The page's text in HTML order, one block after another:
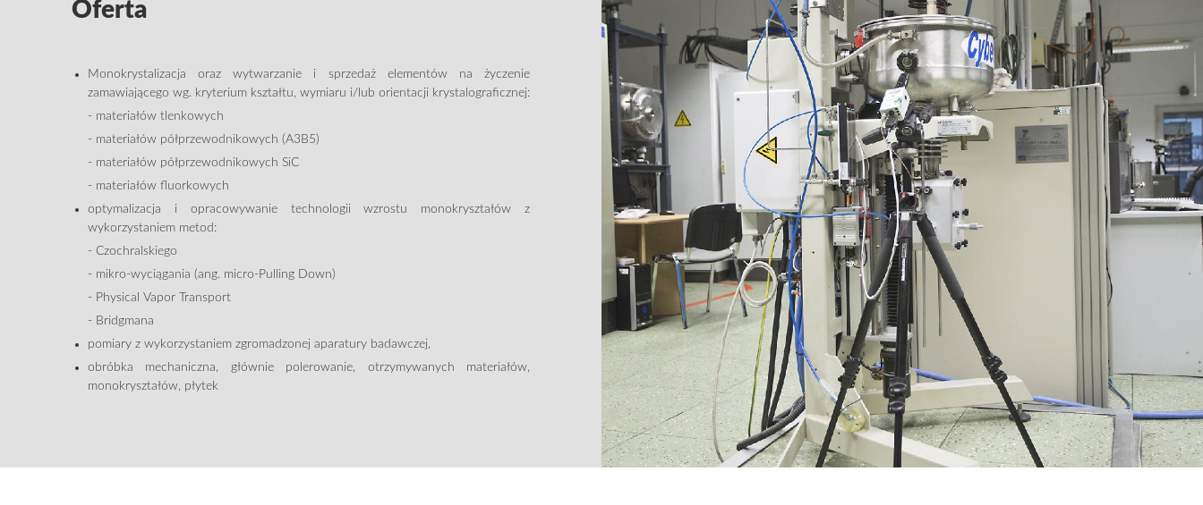
Oferta
Monokrystalizacja oraz wytwarzanie i sprzedaż elementów na życzenie
zamawiającego wg. kryterium kształtu, wymiaru i/lub orientacji krystalograficznej:
- materiałów tlenkowych
- materiałów półprzewodnikowych (A3B5)
- materiałów półprzewodnikowych SiC
- materiałów fluorkowych
optymalizacja i opracowywanie technologii wzrostu monokryształów z
wykorzystaniem metod:
- Czochralskiego
- mikro-wyciągania (ang. micro-Pulling Down)
- Physical Vapor Transport
- Bridgmana
pomiary z wykorzystaniem zgromadzonej aparatury badawczej,
obróbka mechaniczna, głównie polerowanie, otrzymywanych materiałów,
monokryształów, płytek